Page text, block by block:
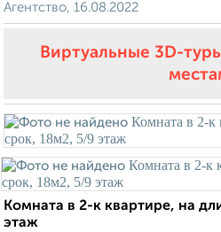
Агентство, 16.08.2022
Виртуальные 3D-
Комната в 2-к квартире, на
этаж